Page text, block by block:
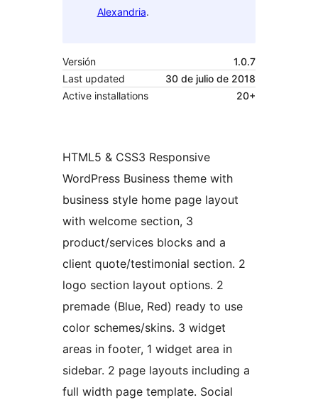
Alexandria.
Versión
1.0.7
Last updated
30 de julio de 2018
Active installations
20+
HTML5 & CSS3 Responsive
WordPress Business theme with
business style home page layout
with welcome section, 3
product/services blocks and a
client quote/testimonial section. 2
logo section layout options. 2
premade (Blue, Red) ready to use
color schemes/skins. 3 widget
areas in footer, 1 widget area in
sidebar. 2 page layouts including a
full width page template. Social